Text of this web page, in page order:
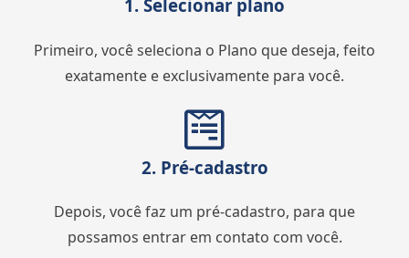
1. Selecionar plano
Primeiro, você seleciona o Plano que deseja, feito
exatamente e exclusivamente para você.
2. Pré-cadastro
Depois, você faz um pré-cadastro, para que
possamos entrar em contato com você.